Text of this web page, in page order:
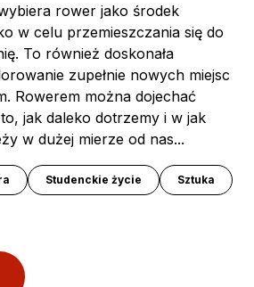
rower jako środek
w celu przemieszczania się do
To również doskonała
zupełnie nowych miejsc
Rowerem można dojechać
jak daleko dotrzemy i w jak
w dużej mierze od nas...
Studenckie życie Sztuka